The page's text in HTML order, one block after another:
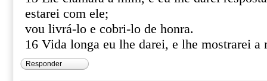
estarei com ele;
vou livrá-lo e cobri-lo de honra.
16 Vida longa eu lhe darei, e lhe mostrarei a
Responder